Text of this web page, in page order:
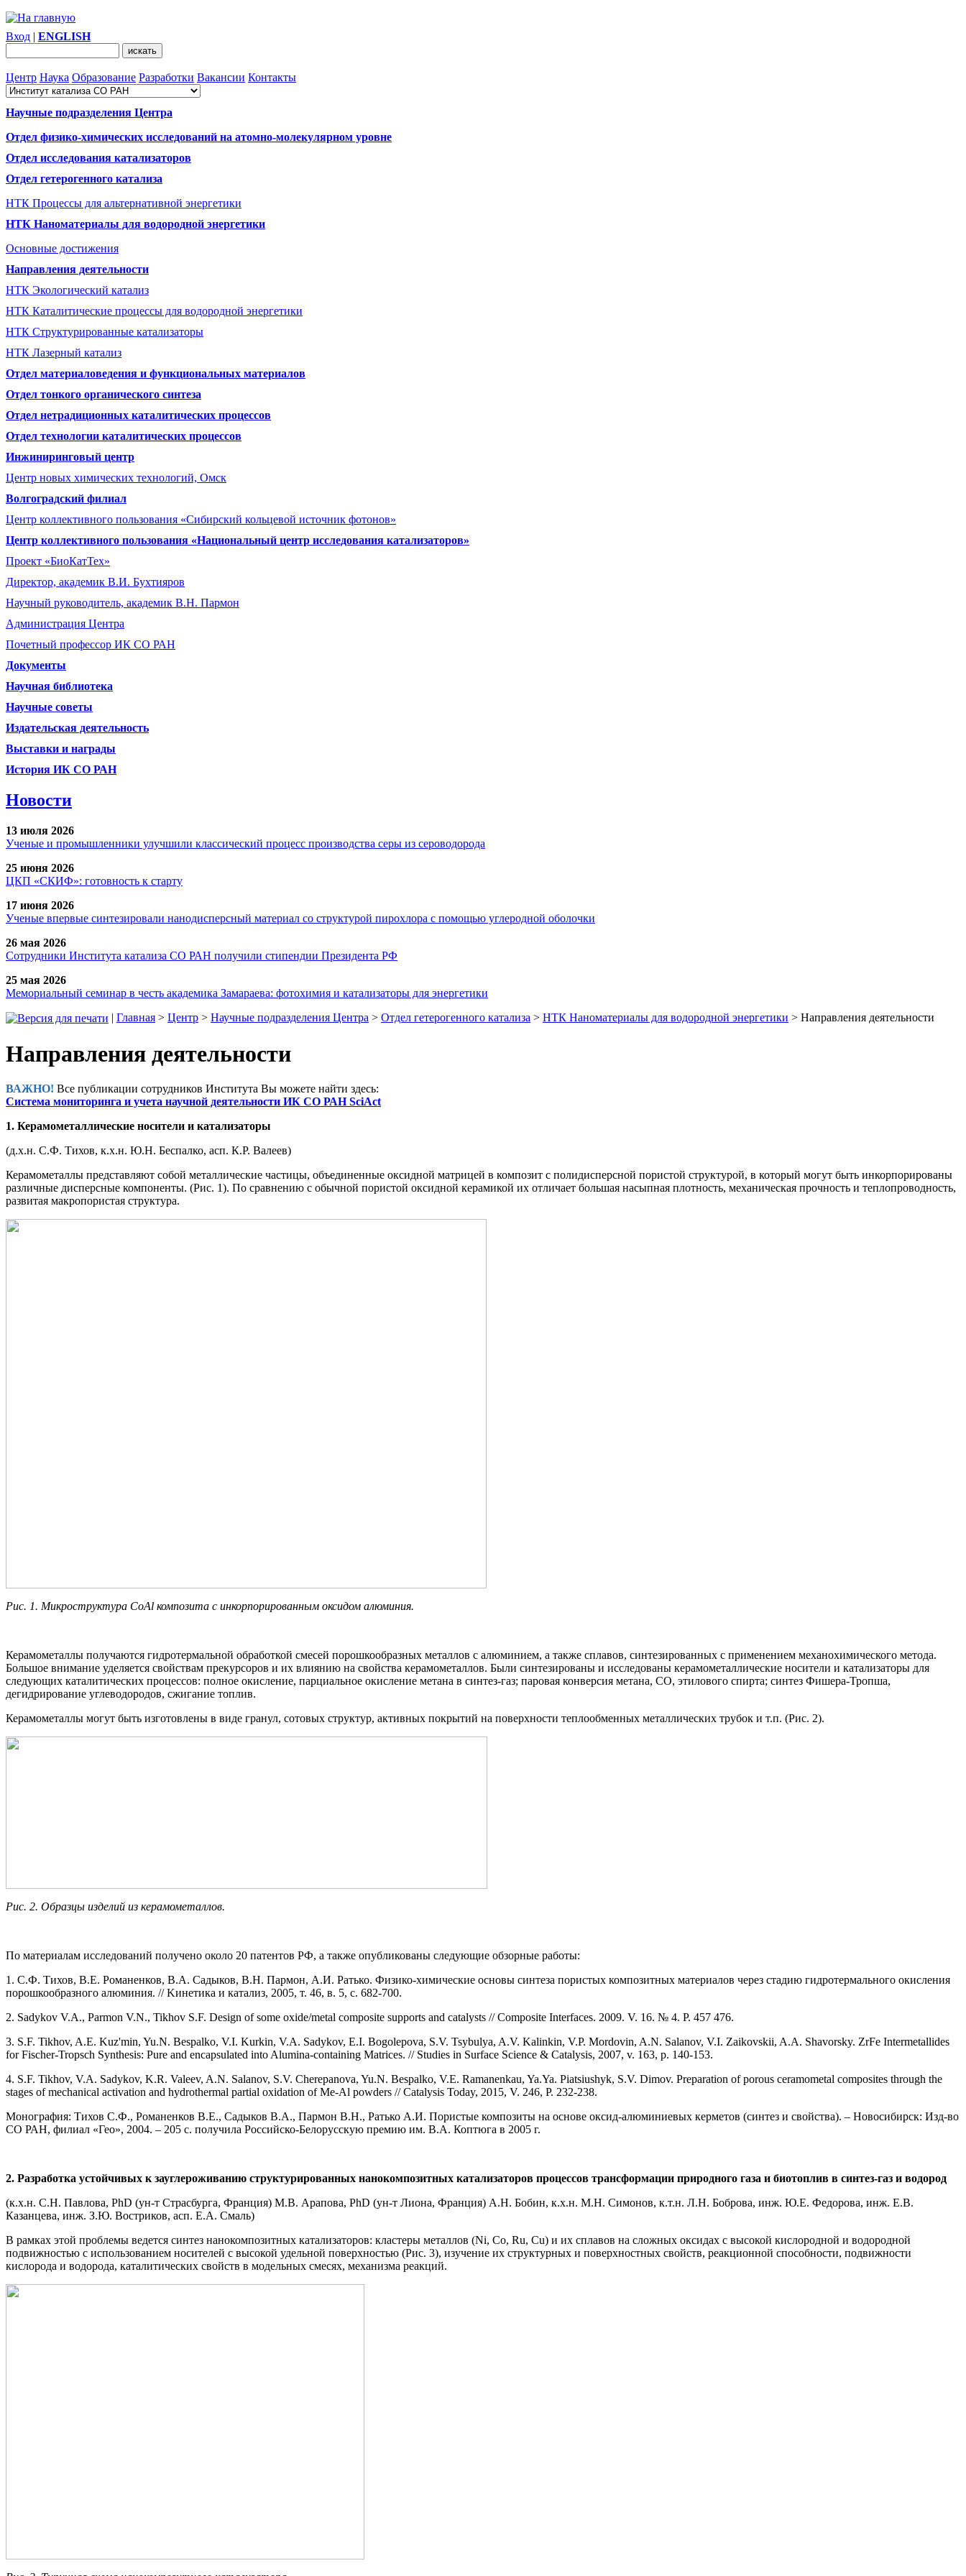
Вход | ENGLISH
Центр Наука Образование Разработки Вакансии Контакты
Научные подразделения Центра
Отдел физико-химических исследований на атомно-молекулярном уровне
Отдел исследования катализаторов
Отдел гетерогенного катализа
НТК Процессы для альтернативной энергетики
НТК Наноматериалы для водородной энергетики
Основные достижения
Направления деятельности
НТК Экологический катализ
НТК Каталитические процессы для водородной энергетики
НТК Структурированные катализаторы
НТК Лазерный катализ
Отдел материаловедения и функциональных материалов
Отдел тонкого органического синтеза
Отдел нетрадиционных каталитических процессов
Отдел технологии каталитических процессов
Инжиниринговый центр
Центр новых химических технологий, Омск
Волгоградский филиал
Центр коллективного пользования «Сибирский кольцевой источник фотонов»
Центр коллективного пользования «Национальный центр исследования катализаторов»
Проект «БиоКатТех»
Директор, академик В.И. Бухтияров
Научный руководитель, академик В.Н. Пармон
Администрация Центра
Почетный профессор ИК СО РАН
Документы
Научная библиотека
Научные советы
Издательская деятельность
Выставки и награды
История ИК СО РАН
Новости
13 июля 2026
Ученые и промышленники улучшили классический процесс производства серы из сероводорода
25 июня 2026
ЦКП «СКИФ»: готовность к старту
17 июня 2026
Ученые впервые синтезировали нанодисперсный материал со структурой пирохлора с помощью углеродной оболочки
26 мая 2026
Сотрудники Института катализа СО РАН получили стипендии Президента РФ
25 мая 2026
Мемориальный семинар в честь академика Замараева: фотохимия и катализаторы для энергетики
| Главная > Центр > Научные подразделения Центра > Отдел гетерогенного катализа > НТК Наноматериалы для водородной энергетики > Направления деятельности
Направления деятельности
ВАЖНО! Все публикации сотрудников Института Вы можете найти здесь:
Система мониторинга и учета научной деятельности ИК СО РАН SciAct
1. Керамометаллические носители и катализаторы
(д.х.н. С.Ф. Тихов, к.х.н. Ю.Н. Беспалко, асп. К.Р. Валеев)
Керамометаллы представляют собой металлические частицы, объединенные оксидной матрицей в композит с полидисперсной пористой структурой, в который могут быть инкорпорированы
различные дисперсные компоненты. (Рис. 1). По сравнению с обычной пористой оксидной керамикой их отличает большая насыпная плотность, механическая прочность и теплопроводность,
развитая макропористая структура.
Рис. 1. Микроструктура CoAl композита с инкорпорированным оксидом алюминия.
Керамометаллы получаются гидротермальной обработкой смесей порошкообразных металлов с алюминием, а также сплавов, синтезированных с применением механохимического метода.
Большое внимание уделяется свойствам прекурсоров и их влиянию на свойства керамометаллов. Были синтезированы и исследованы керамометаллические носители и катализаторы для
следующих каталитических процессов: полное окисление, парциальное окисление метана в синтез-газ; паровая конверсия метана, СО, этилового спирта; синтез Фишера-Тропша,
дегидрирование углеводородов, сжигание топлив.
Керамометаллы могут быть изготовлены в виде гранул, сотовых структур, активных покрытий на поверхности теплообменных металлических трубок и т.п. (Рис. 2).
Рис. 2. Образцы изделий из керамометаллов.
По материалам исследований получено около 20 патентов РФ, а также опубликованы следующие обзорные работы:
1. С.Ф. Тихов, В.Е. Романенков, В.А. Садыков, В.Н. Пармон, А.И. Ратько. Физико-химические основы синтеза пористых композитных материалов через стадию гидротермального окисления
порошкообразного алюминия. // Kинетика и катализ, 2005, т. 46, в. 5, с. 682-700.
2. Sadykov V.A., Parmon V.N., Tikhov S.F. Design of some oxide/metal composite supports and catalysts // Composite Interfaces. 2009. V. 16. № 4. P. 457 476.
3. S.F. Tikhov, A.E. Kuz'min, Yu.N. Bespalko, V.I. Kurkin, V.A. Sadykov, E.I. Bogolepova, S.V. Tsybulya, A.V. Kalinkin, V.P. Mordovin, A.N. Salanov, V.I. Zaikovskii, A.A. Shavorsky. ZrFe Intermetallides
for Fischer-Tropsch Synthesis: Pure and encapsulated into Alumina-containing Matrices. // Studies in Surface Science & Catalysis, 2007, v. 163, p. 140-153.
4. S.F. Tikhov, V.A. Sadykov, K.R. Valeev, A.N. Salanov, S.V. Cherepanova, Yu.N. Bespalko, V.E. Ramanenkau, Ya.Ya. Piatsiushyk, S.V. Dimov. Preparation of porous ceramometal composites through the
stages of mechanical activation and hydrothermal partial oxidation of Me-Al powders // Catalysis Today, 2015, V. 246, P. 232-238.
Монография: Тихов С.Ф., Романенков В.Е., Садыков В.А., Пармон В.Н., Ратько А.И. Пористые композиты на основе оксид-алюминиевых керметов (синтез и свойства). – Новосибирск: Изд-во
СО РАН, филиал «Гео», 2004. – 205 с. получила Российско-Белорусскую премию им. В.А. Коптюга в 2005 г.
2. Разработка устойчивых к зауглероживанию структурированных нанокомпозитных катализаторов процессов трансформации природного газа и биотоплив в синтез-газ и водород
(к.х.н. С.Н. Павлова, PhD (ун-т Страсбурга, Франция) М.В. Арапова, PhD (ун-т Лиона, Франция) А.Н. Бобин, к.х.н. М.Н. Симонов, к.т.н. Л.Н. Боброва, инж. Ю.Е. Федорова, инж. Е.В.
Казанцева, инж. З.Ю. Востриков, асп. Е.А. Смаль)
В рамках этой проблемы ведется синтез нанокомпозитных катализаторов: кластеры металлов (Ni, Co, Ru, Cu) и их сплавов на сложных оксидах c высокой кислородной и водородной
подвижностью с использованием носителей с высокой удельной поверхностью (Рис. 3), изучение их структурных и поверхностных свойств, реакционной способности, подвижности
кислорода и водорода, каталитических свойств в модельных смесях, механизма реакций.